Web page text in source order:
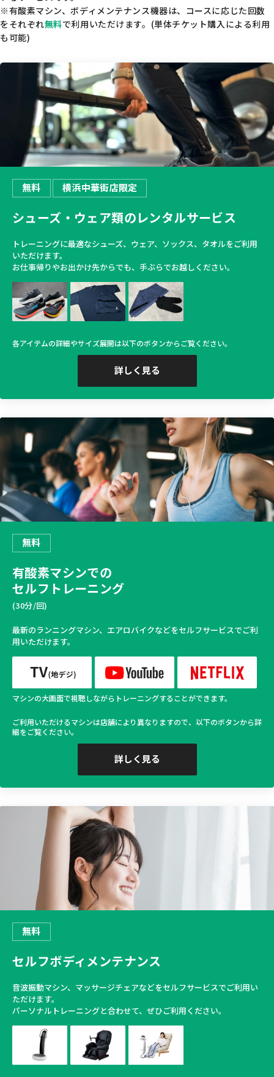
※有酸素マシン、ボディメンテナンス機器は、コースに応じた回数
をそれぞれ無料で利用いただけます。(単体チケット購入による利用
も可能)
無料 横浜中華街店限定
シューズ・ウェア類のレンタルサービス
トレーニングに最適なシューズ、ウェア、ソックス、タオルをご利用
いただけます。
お仕事帰りやお出かけ先からでも、手ぶらでお越しください。
各アイテムの詳細やサイズ展開は以下のボタンからご覧ください。
詳しく見る
無料
有酸素マシンでの
セルフトレーニング
(30分/回)
最新のランニングマシン、エアロバイクなどをセルフサービスでご利
用いただけます。
マシンの大画面で視聴しながらトレーニングすることができます。
ご利用いただけるマシンは店舗により異なりますので、以下のボタンから詳
細をご覧ください。
詳しく見る
無料
セルフボディメンテナンス
音波振動マシン、マッサージチェアなどをセルフサービスでご利用い
ただけます。
パーソナルトレーニングと合わせて、ぜひご利用ください。